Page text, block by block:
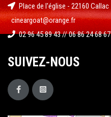
Place de l'église - 22160 Callac
cineargoat@orange.fr
02 96 45 89 43 // 06 86 24 68 67
SUIVEZ-NOUS